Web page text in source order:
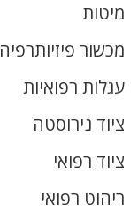
מיטות
מכשור פיזיותרפיה
עגלות רפואיות
ציוד נירוסטה
ציוד רפואי
ריהוט רפואי